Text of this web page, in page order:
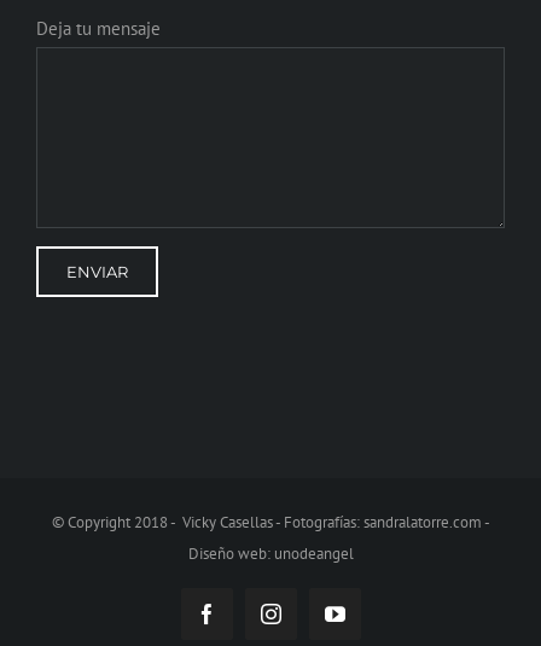
Deja tu mensaje
© Copyright 2018 - Vicky Casellas - Fotografías:sandralatorre.com-
Diseño web: unodeangel
FacebookInstagramYouTube